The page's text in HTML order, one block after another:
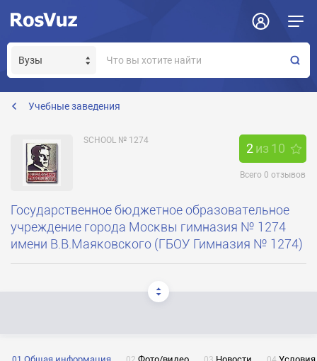
Учебные заведения
SCHOOL № 1274
2из 10
Всего 0 отзывов
Государственное бюджетное образовательное
учреждение города Москвы гимназия № 1274
имени В.В.Маяковского (ГБОУ Гимназия № 1274)
1274@gymnasium1274.msk.ru